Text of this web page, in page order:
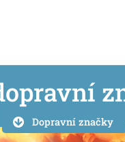
Dopravní značky